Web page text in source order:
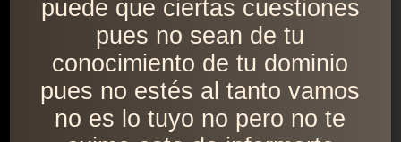
puede que ciertas cuestiones
pues no sean de tu
conocimiento de tu dominio
pues no estés al tanto vamos
no es lo tuyo no pero no te